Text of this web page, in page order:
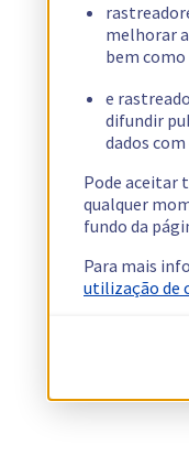
melhorar
bem como
e
difundir
dados
Pode aceitar
qualquer
fundo da
Para mais
utilização de